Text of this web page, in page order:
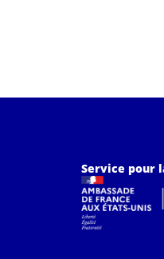
Service pour